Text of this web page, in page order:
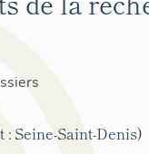
Seine-Saint-Denis)